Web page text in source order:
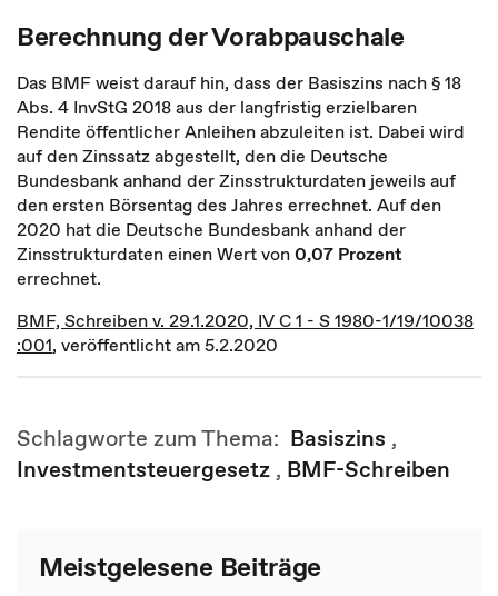
Berechnung der Vorabpauschale
Das BMF weist darauf hin, dass der Basiszins nach § 18
Abs. 4 InvStG 2018 aus der langfristig erzielbaren
Rendite öffentlicher Anleihen abzuleiten ist. Dabei wird
auf den Zinssatz abgestellt, den die Deutsche
Bundesbank anhand der Zinsstrukturdaten jeweils auf
den ersten Börsentag des Jahres errechnet. Auf den
2020 hat die Deutsche Bundesbank anhand der
Zinsstrukturdaten einen Wert von0,07 Prozent
errechnet.
BMF, Schreiben v. 29.1.2020, IV C 1 - S 1980-1/19/10038
:001, veröffentlicht am 5.2.2020
Schlagworte zum Thema: Basiszins ,
Investmentsteuergesetz , BMF-Schreiben
Meistgelesene Beiträge